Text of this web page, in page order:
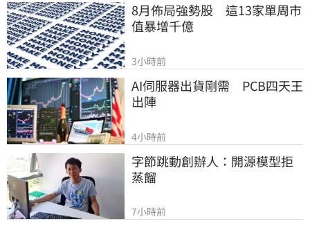
8月佈局強勢股　這13家單周市
值暴增千億
3小時前
AI伺服器出貨剛需　PCB四天王
出陣
4小時前
字節跳動創辦人：開源模型拒
蒸餾
7小時前